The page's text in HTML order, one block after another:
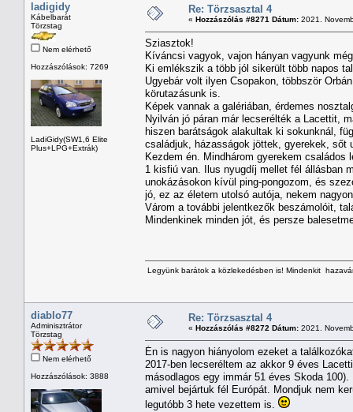
ladigidy
Kábelbarát
Törzstag
Nem elérhető
Hozzászólások: 7269
LadiGidy(SW1,6 Elite
Plus+LPG+Extrák)
Re: Törzsasztal 4
« Hozzászólás #8271 Dátum: 2021.
Sziasztok!
Kíváncsi vagyok, vajon hányan vagyunk
Ki emlékszik a több jól sikerült több napos
Ugyebár volt ilyen Csopakon, többször
körutazásunk is.
Képek vannak a galériában, érdemes
Nyilván jó páran már lecserélték a Lacettit,
hiszen barátságok alakultak ki sokunknál,
családjuk, házasságok jöttek, gyerekek, sőt
Kezdem én. Mindhárom gyerekem
1 kisfiú van. Ilus nyugdíj mellet fél állásban
unokázásokon kívül ping-pongozom, és
jó, ez az életem utolsó autója, nekem
Várom a további jelentkezők beszámolóit,
Mindenkinek minden jót, és persze
Legyünk barátok a közlekedésben is! Mindenkit
diablo77
Adminisztrátor
Törzstag
Nem elérhető
Hozzászólások: 3888
Re: Törzsasztal 4
« Hozzászólás #8272 Dátum: 2021.
Én is nagyon hiányolom ezeket a
2017-ben lecseréltem az akkor 9 éves
másodlagos egy immár 51 éves Skoda
amivel bejártuk fél Európát. Mondjuk nem
legutóbb 3 hete vezettem is.